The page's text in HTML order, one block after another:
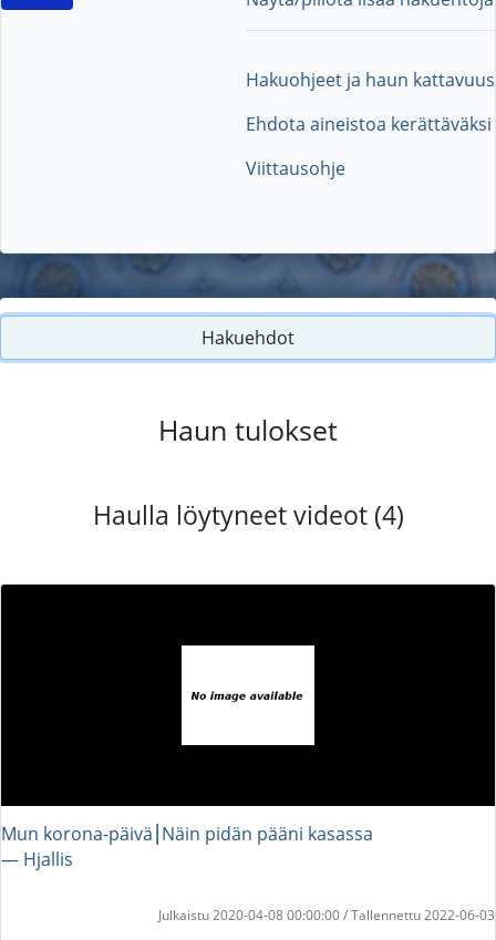
Hakuohjeet ja haun kattavuus
Ehdota aineistoa kerättäväksi
Viittausohje
Hakuehdot
Haun tulokset
Haulla löytyneet videot (4)
Mun korona-päivä⎮Näin pidän pääni kasassa
― Hjallis
Julkaistu 2020-04-08 00:00:00 / Tallennettu 2022-06-03